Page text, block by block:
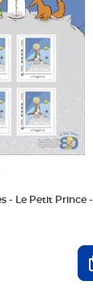
- Le Petit Prince -